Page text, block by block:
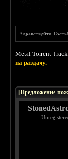
Здравствуйте,
Metal Torrent
на раздачу.
[Предложение-